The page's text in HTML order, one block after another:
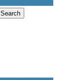
Search